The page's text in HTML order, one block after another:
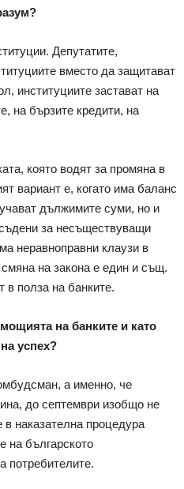
Депутатите,
вместо да защитават
институциите застават на
на бързите кредити, на
която водят за промяна в
вариант е, когато има баланс
дължимите суми, но и
за несъществуващи
неравноправни клаузи в
на закона е един и същ.
в полза на банките.
на банките и като
успех?
а именно, че
до септември изобщо не
наказателна процедура
на българското
потребителите.